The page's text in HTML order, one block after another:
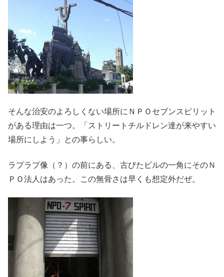
そんな治安のよろしくない場所にＮＰＯセブンスピリット
がある理由は一つ。「ストリートチルドレン達が来やすい
場所にしよう」との事らしい。
ラプラプ像（？）の前にある、古びたビルの一角にそのＮ
ＰＯ法人はあった。この無骨さは早くも想定外だぜ。